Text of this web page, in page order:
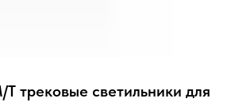
трековые светильники для